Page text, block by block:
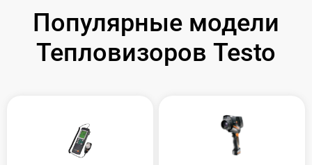
Популярные модели
Тепловизоров Testo